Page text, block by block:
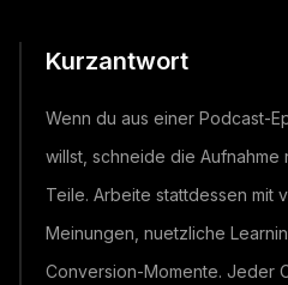
Kurzantwort
Wenn du aus einer Podcast-
willst, schneide die
Teile. Arbeite stattdessen mit
Meinungen, nuetzliche
Conversion-Momente. Jeder